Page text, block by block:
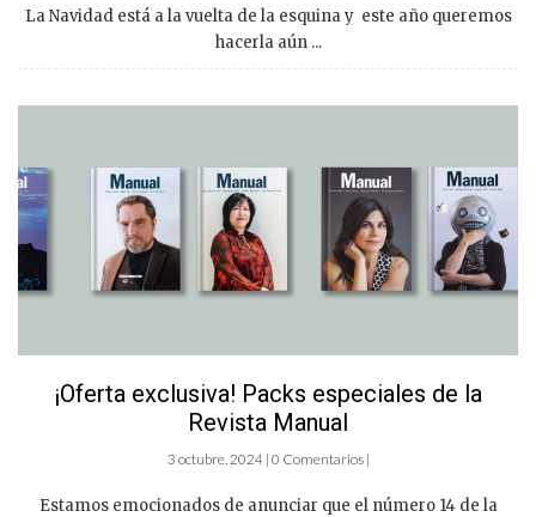
La Navidad está a la vuelta de la esquina y este año queremos
hacerla aún ...
¡Oferta exclusiva! Packs especiales de la
Revista Manual
3 octubre, 2024 | 0 Comentarios |
Estamos emocionados de anunciar que el número 14 de la